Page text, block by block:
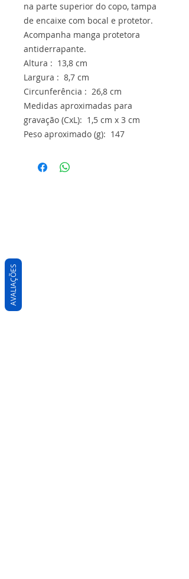
na parte superior do copo, tampa
de encaixe com bocal e protetor.
Acompanha manga protetora
antiderrapante.
Altura : 13,8 cm
Largura : 8,7 cm
Circunferência : 26,8 cm
Medidas aproximadas para
gravação (CxL): 1,5 cm x 3 cm
Peso aproximado (g): 147
AVALIAÇÕES